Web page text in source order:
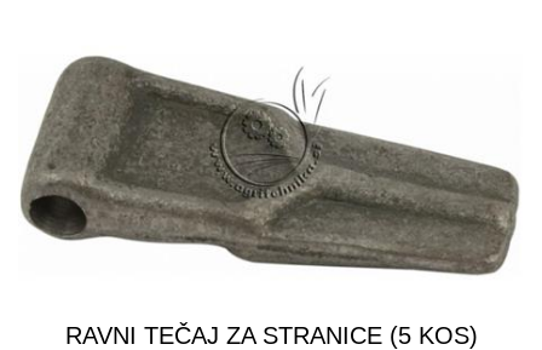
RAVNI TEČAJ ZA STRANICE (5 KOS)